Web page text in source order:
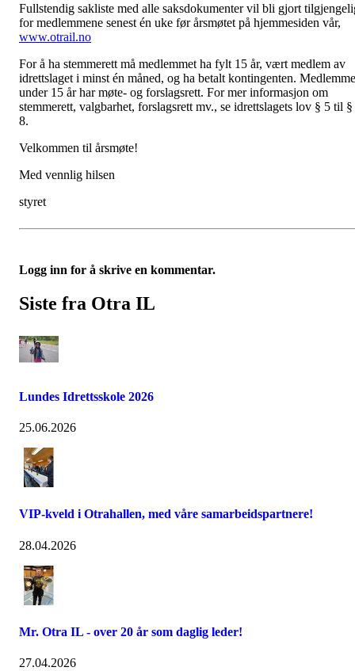
Fullstendig sakliste med alle saksdokumenter vil bli gjort
for medlemmene senest én uke før årsmøtet på hjemmesiden vår,
www.otrail.no
For å ha stemmerett må medlemmet ha fylt 15 år, vært medlem av
idrettslaget i minst én måned, og ha betalt kontingenten.
under 15 år har møte- og forslagsrett. For mer informasjon om
stemmerett, valgbarhet, forslagsrett mv., se idrettslagets lov § 5 til §
8.
Velkommen til årsmøte!
Med vennlig hilsen
styret
Logg inn for å skrive en kommentar.
Siste fra Otra IL
Lundes Idrettsskole 2026
25.06.2026
VIP-kveld i Otrahallen, med våre samarbeidspartnere!
28.04.2026
Mr. Otra IL - over 20 år som daglig leder!
27.04.2026